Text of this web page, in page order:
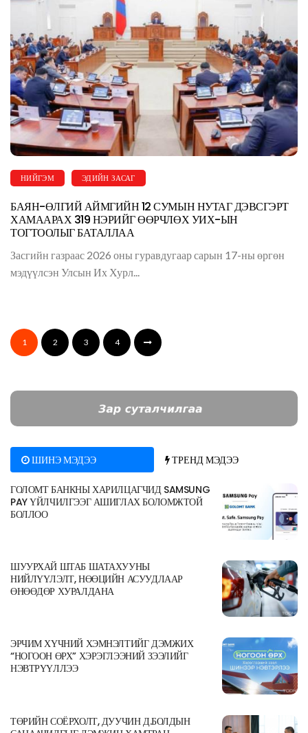
НИЙГЭМ ЭДИЙН ЗАСАГ
БАЯН-ӨЛГИЙ АЙМГИЙН 12 СУМЫН НУТАГ ДЭВСГЭРТ
ХАМААРАХ 319 НЭРИЙГ ӨӨРЧЛӨХ УИХ-ЫН
ТОГТООЛЫГ БАТАЛЛАА
Засгийн газраас 2026 оны гуравдугаар сарын 17-ны өргөн
мэдүүлсэн Улсын Их Хурл...
1 2 3 4
ШИНЭ МЭДЭЭ ТРЕНД МЭДЭЭ
ГОЛОМТ БАНКНЫ ХАРИЛЦАГЧИД SAMSUNG
PAY ҮЙЛЧИЛГЭЭГ АШИГЛАХ БОЛОМЖТОЙ
БОЛЛОО
ШУУРХАЙ ШТАБ ШАТАХУУНЫ
НИЙЛҮҮЛЭЛТ, НӨӨЦИЙН АСУУДЛААР
ӨНӨӨДӨР ХУРАЛДАНА
ЭРЧИМ ХҮЧНИЙ ХЭМНЭЛТИЙГ ДЭМЖИХ
“НОГООН ӨРХ” ХЭРЭГЛЭЭНИЙ ЗЭЭЛИЙГ
НЭВТРҮҮЛЛЭЭ
ТӨРИЙН СОЁРХОЛТ, ДУУЧИН Д.БОЛДЫН